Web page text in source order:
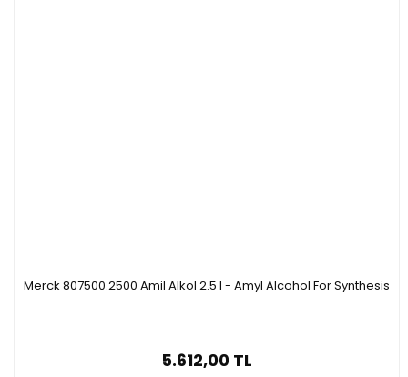
Merck 807500.2500 Amil Alkol 2.5 l - Amyl Alcohol For Synthesis
5.612,00 TL